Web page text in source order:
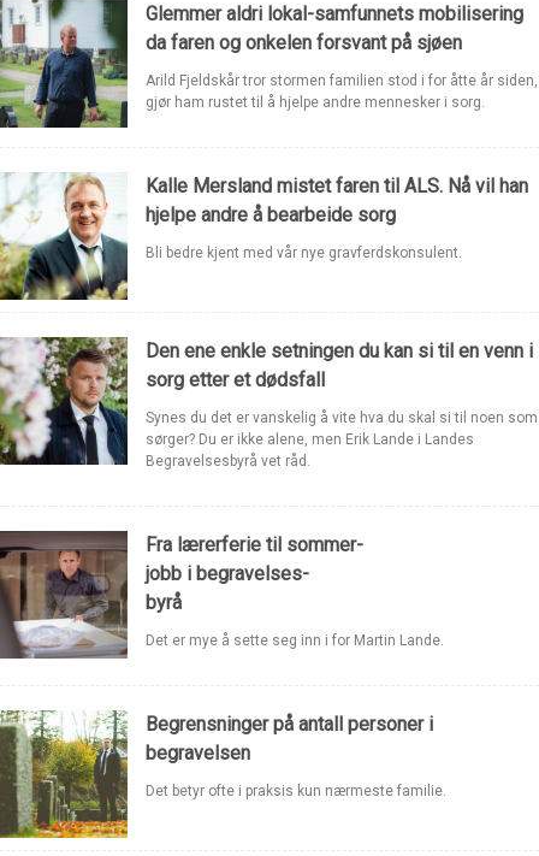
Glemmer aldri lokal-samfunnets mobilisering
da faren og onkelen forsvant på sjøen
Arild Fjeldskår tror stormen familien stod i for åtte år siden,
gjør ham rustet til å hjelpe andre mennesker i sorg.
Kalle Mersland mistet faren til ALS. Nå vil han
hjelpe andre å bearbeide sorg
Bli bedre kjent med vår nye gravferdskonsulent.
Den ene enkle setningen du kan si til en venn i
sorg etter et dødsfall
Synes du det er vanskelig å vite hva du skal si til noen som
sørger? Du er ikke alene, men Erik Lande i Landes
Begravelsesbyrå vet råd.
Fra lærerferie til sommer-
jobb i begravelses-
byrå
Det er mye å sette seg inn i for Martin Lande.
Begrensninger på antall personer i
begravelsen
Det betyr ofte i praksis kun nærmeste familie.